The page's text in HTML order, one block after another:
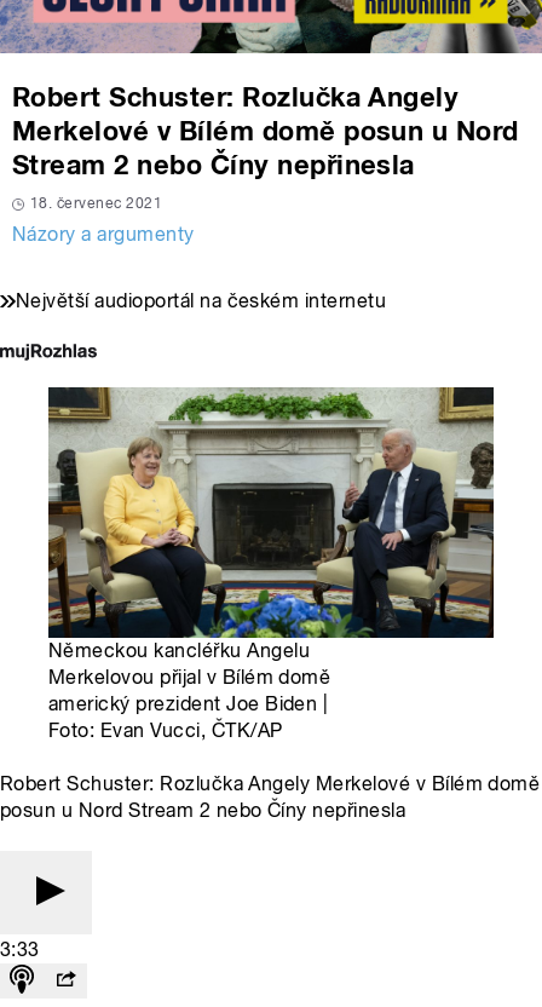
Robert Schuster: Rozlučka Angely
Merkelové v Bílém domě posun u Nord
Stream 2 nebo Číny nepřinesla
18. červenec 2021
Názory a argumenty
Největší audioportál na českém internetu
Německou kancléřku Angelu
Merkelovou přijal v Bílém domě
americký prezident Joe Biden |
Foto: Evan Vucci, ČTK/AP
Robert Schuster: Rozlučka Angely Merkelové v Bílém domě
posun u Nord Stream 2 nebo Číny nepřinesla
3:33